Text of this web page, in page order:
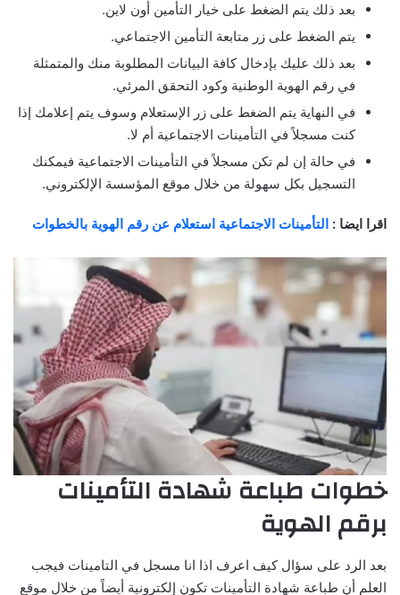
بعد ذلك يتم الضغط على خيار التأمين أون لاين.
يتم الضغط على زر متابعة التأمين الاجتماعي.
بعد ذلك عليك بإدخال كافة البيانات المطلوبة منك والمتمثلة
في رقم الهوية الوطنية وكود التحقق المرئي.
في النهاية يتم الضغط على زر الإستعلام وسوف يتم إعلامك إذا
كنت مسجلاً في التأمينات الاجتماعية أم لا.
في حالة إن لم تكن مسجلاً في التأمينات الاجتماعية فيمكنك
التسجيل بكل سهولة من خلال موقع المؤسسة الإلكتروني.
اقرا ايضا : التأمينات الاجتماعية استعلام عن رقم الهوية بالخطوات
خطوات طباعة شهادة التأمينات
برقم الهوية
بعد الرد على سؤال كيف اعرف اذا انا مسجل في التامينات فيجب
العلم أن طباعة شهادة التأمينات تكون إلكترونية أيضاً من خلال موقع